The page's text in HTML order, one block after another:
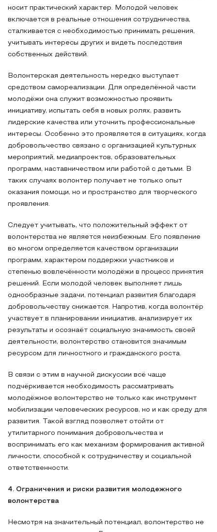
носит практический характер. Молодой человек
включается в реальные отношения сотрудничества,
сталкивается с необходимостью принимать решения,
учитывать интересы других и видеть последствия
собственных действий.
Волонтерская деятельность нередко выступает
средством самореализации. Для определённой части
молодёжи она служит возможностью проявить
инициативу, испытать себя в новых ролях, развить
лидерские качества или уточнить профессиональные
интересы. Особенно это проявляется в ситуациях, когда
добровольчество связано с организацией культурных
мероприятий, медиапроектов, образовательных
программ, наставничеством или работой с детьми. В
таких случаях волонтер получает не только опыт
оказания помощи, но и пространство для творческого
проявления.
Следует учитывать, что положительный эффект от
волонтерства не является неизбежным. Его появление
во многом определяется качеством организации
программ, характером поддержки участников и
степенью вовлечённости молодёжи в процесс принятия
решений. Если молодой человек выполняет лишь
однообразные задачи, потенциал развития благодаря
добровольчеству снижается. Напротив, когда волонтёр
участвует в планировании инициатив, анализирует их
результаты и осознаёт социальную значимость своей
деятельности, волонтерство становится значимым
ресурсом для личностного и гражданского роста.
В связи с этим в научной дискуссии всё чаще
подчёркивается необходимость рассматривать
молодёжное волонтерство не только как инструмент
мобилизации человеческих ресурсов, но и как среду для
развития. Такой взгляд позволяет отойти от
утилитарного понимания добровольчества и
воспринимать его как механизм формирования активной
личности, способной к сотрудничеству и социальной
ответственности.
4. Ограничения и риски развития молодежного
волонтерства
Несмотря на значительный потенциал, волонтерство не